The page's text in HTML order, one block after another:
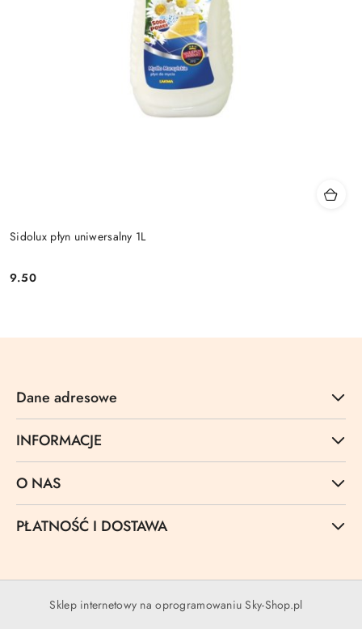
Sidolux płyn uniwersalny 1L
Cena:
9.50
Dane adresowe
INFORMACJE
O NAS
PŁATNOŚĆ I DOSTAWA
Sklep internetowy na oprogramowaniu Sky-Shop.pl